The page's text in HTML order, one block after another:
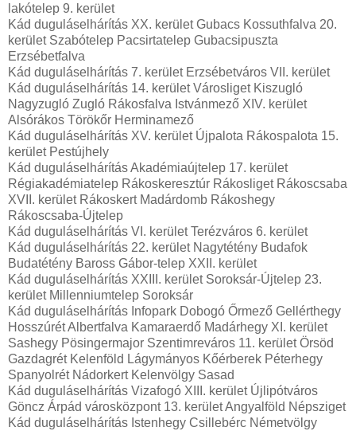
lakótelep 9. kerület
Kád duguláselhárítás XX. kerület Gubacs Kossuthfalva 20.
kerület Szabótelep Pacsirtatelep Gubacsipuszta
Erzsébetfalva
Kád duguláselhárítás 7. kerület Erzsébetváros VII. kerület
Kád duguláselhárítás 14. kerület Városliget Kiszugló
Nagyzugló Zugló Rákosfalva Istvánmező XIV. kerület
Alsórákos Törökőr Herminamező
Kád duguláselhárítás XV. kerület Újpalota Rákospalota 15.
kerület Pestújhely
Kád duguláselhárítás Akadémiaújtelep 17. kerület
Régiakadémiatelep Rákoskeresztúr Rákosliget Rákoscsaba
XVII. kerület Rákoskert Madárdomb Rákoshegy
Rákoscsaba-Újtelep
Kád duguláselhárítás VI. kerület Terézváros 6. kerület
Kád duguláselhárítás 22. kerület Nagytétény Budafok
Budatétény Baross Gábor-telep XXII. kerület
Kád duguláselhárítás XXIII. kerület Soroksár-Újtelep 23.
kerület Millenniumtelep Soroksár
Kád duguláselhárítás Infopark Dobogó Őrmező Gellérthegy
Hosszúrét Albertfalva Kamaraerdő Madárhegy XI. kerület
Sashegy Pösingermajor Szentimreváros 11. kerület Örsöd
Gazdagrét Kelenföld Lágymányos Kőérberek Péterhegy
Spanyolrét Nádorkert Kelenvölgy Sasad
Kád duguláselhárítás Vizafogó XIII. kerület Újlipótváros
Göncz Árpád városközpont 13. kerület Angyalföld Népsziget
Kád duguláselhárítás Istenhegy Csillebérc Németvölgy